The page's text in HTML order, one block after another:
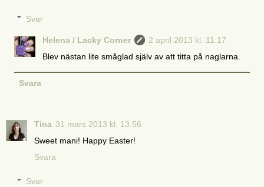
Svar
Helena / Lacky Corner
2 april 2013 kl. 11:17
Blev nästan lite småglad själv av att titta på naglarna.
Svara
Tina 31 mars 2013 kl. 13:56
Sweet mani! Happy Easter!
Svara
Svar